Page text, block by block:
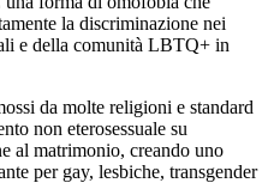
la discriminazione nei
e della comunità LBTQ+ in
da molte religioni e standard
non eterosessuale su
al matrimonio, creando uno
per gay, lesbiche, transgender